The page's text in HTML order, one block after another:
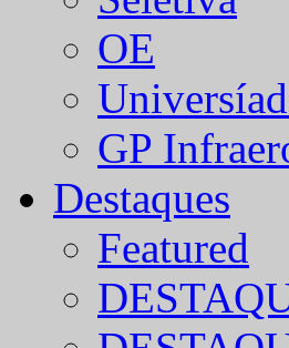
OE
GP
Destaques
Featured